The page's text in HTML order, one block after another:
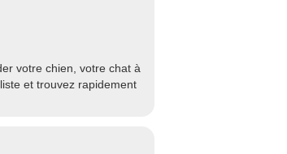
votre chien, votre chat à
et trouvez rapidement